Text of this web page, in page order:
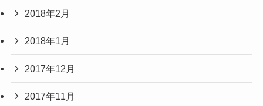
2018年2月
2018年1月
2017年12月
2017年11月